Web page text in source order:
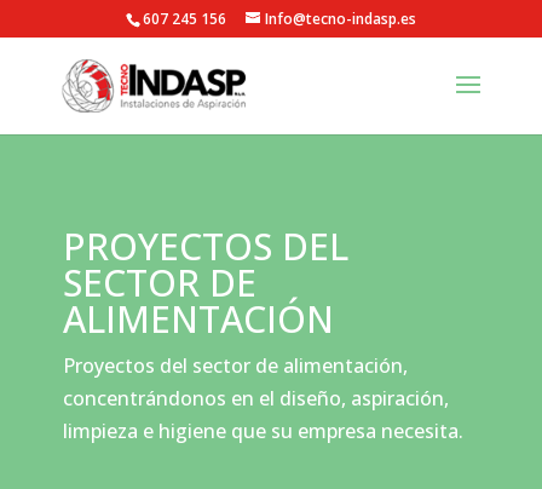
607 245 156 Info@tecno-indasp.es
PROYECTOS DEL
SECTOR DE
ALIMENTACIÓN
Proyectos del sector de alimentación,
concentrándonos en el diseño, aspiración,
limpieza e higiene que su empresa necesita.